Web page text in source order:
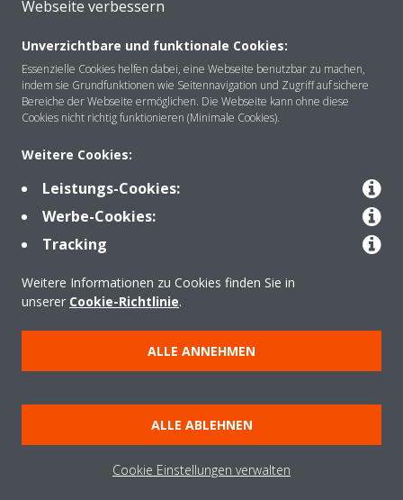
Über DAIKIN
Anwendungsbereiche
Kontakt
Produkte
Copyright © Daikin
Impressum
Hinweis zu Cookies
Datenschutzrichtlinie
Unternehmensethik
Data Act
Webseite verbessern
Unverzichtbare und funktionale Cookies:
Essenzielle Cookies helfen dabei, eine Webseite benutzbar zu machen,
indem sie Grundfunktionen wie Seitennavigation und Zugriff auf sichere
Bereiche der Webseite ermöglichen. Die Webseite kann ohne diese
Cookies nicht richtig funktionieren (Minimale Cookies).
Weitere Cookies:
Leistungs-Cookies:
Werbe-Cookies:
Tracking
Weitere Informationen zu Cookies finden Sie in
unserer Cookie-Richtlinie.
ALLE ANNEHMEN
ALLE ABLEHNEN
Cookie Einstellungen verwalten